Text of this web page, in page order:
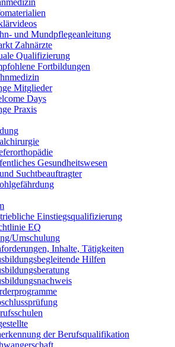
und Mundpflegeanleitung
Zahnärzte
Qualifizierung
Fortbildungen
Mitglieder
Days
Praxis
Gesundheitswesen
Suchtbeauftragter
Einstiegsqualifizierung
EQ
Umschulung
Inhalte, Tätigkeiten
Hilfen
der Berufsqualifikation